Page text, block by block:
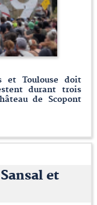
et Toulouse doit
durant trois
de Scopont
et